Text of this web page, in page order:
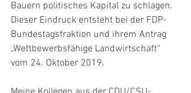
Bauern politisches Kapital zu schlagen.
Dieser Eindruck entsteht bei der FDP-
Bundestagsfraktion und ihrem Antrag
„Wettbewerbsfähige Landwirtschaft“
vom 24. Oktober 2019.